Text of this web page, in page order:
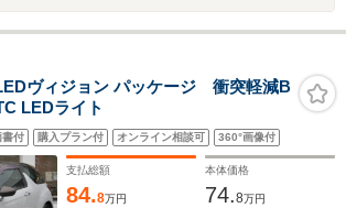
ヴィジョン パッケージ 衝突軽減B
LEDライト
書付 購入プラン付 オンライン相談可 360°画像付
支払総額
84.8万円
本体価格
74.8万円